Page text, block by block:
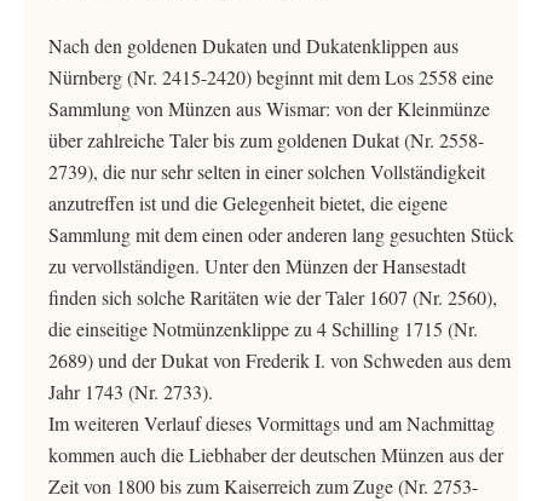
Nach den goldenen Dukaten und Dukatenklippen aus
Nürnberg (Nr. 2415-2420) beginnt mit dem Los 2558 eine
Sammlung von Münzen aus Wismar: von der Kleinmünze
über zahlreiche Taler bis zum goldenen Dukat (Nr. 2558-
2739), die nur sehr selten in einer solchen Vollständigkeit
anzutreffen ist und die Gelegenheit bietet, die eigene
Sammlung mit dem einen oder anderen lang gesuchten Stück
zu vervollständigen. Unter den Münzen der Hansestadt
finden sich solche Raritäten wie der Taler 1607 (Nr. 2560),
die einseitige Notmünzenklippe zu 4 Schilling 1715 (Nr.
2689) und der Dukat von Frederik I. von Schweden aus dem
Jahr 1743 (Nr. 2733).
Im weiteren Verlauf dieses Vormittags und am Nachmittag
kommen auch die Liebhaber der deutschen Münzen aus der
Zeit von 1800 bis zum Kaiserreich zum Zuge (Nr. 2753-